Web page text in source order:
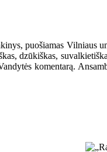
puošiamas Vilniaus
dzūkiškas,
komentarą.